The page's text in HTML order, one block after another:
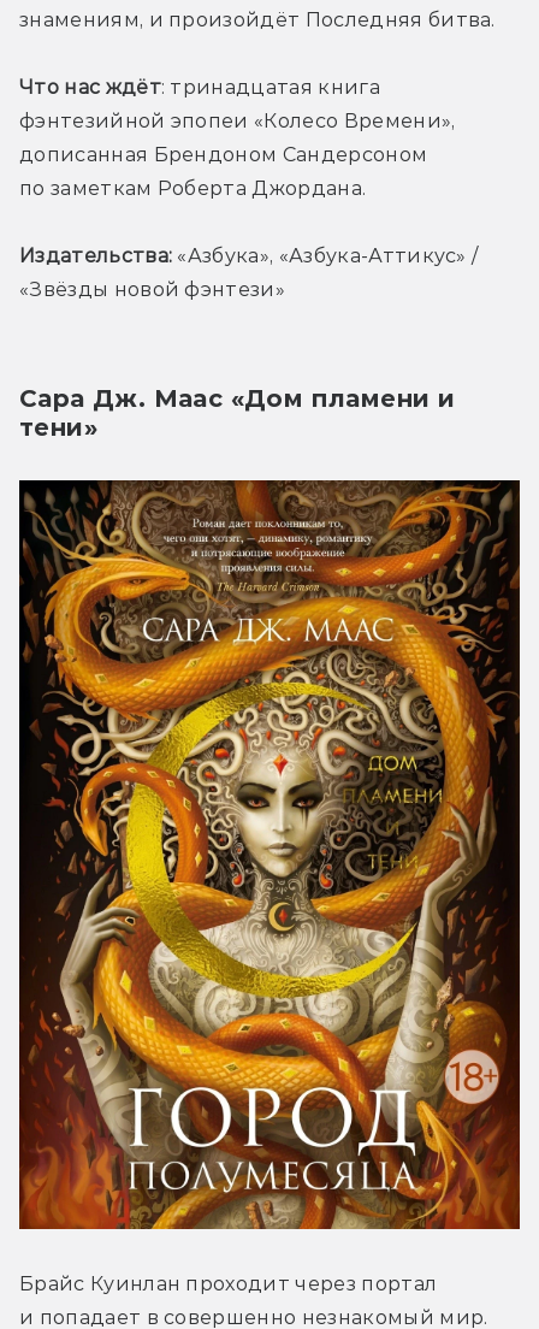
знамениям, и произойдёт Последняя битва.
Что нас ждёт: тринадцатая книга
фэнтезийной эпопеи «Колесо Времени»,
дописанная Брендоном Сандерсоном
по заметкам Роберта Джордана.
Издательства: «Азбука», «Азбука-Аттикус» /
«Звёзды новой фэнтези»
Сара Дж. Маас «Дом пламени и
тени»
Брайс Куинлан проходит через портал
и попадает в совершенно незнакомый мир.